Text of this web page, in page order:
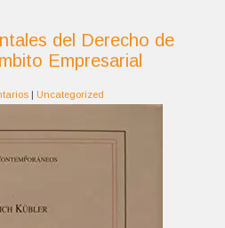
del Derecho de
Empresarial
| Uncategorized